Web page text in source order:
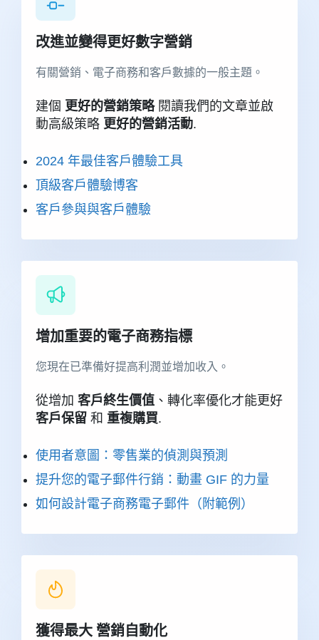
改進並變得更好數字營銷
有關營銷、電子商務和客戶數據的一般主題。
建個 更好的營銷策略閱讀我們的文章並啟
動高級策略 更好的營銷活動.
2024 年最佳客戶體驗工具
頂級客戶體驗博客
客戶參與與客戶體驗
增加重要的電子商務指標
您現在已準備好提高利潤並增加收入。
從增加 客戶終生價值 、轉化率優化才能更好
客戶保留 和 重複購買.
使用者意圖：零售業的偵測與預測
提升您的電子郵件行銷：動畫 GIF 的力量
如何設計電子商務電子郵件（附範例）
獲得最大 營銷自動化